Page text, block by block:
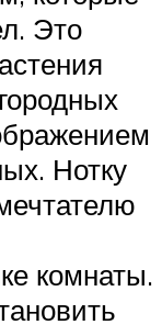
Это
Нотку
комнаты.